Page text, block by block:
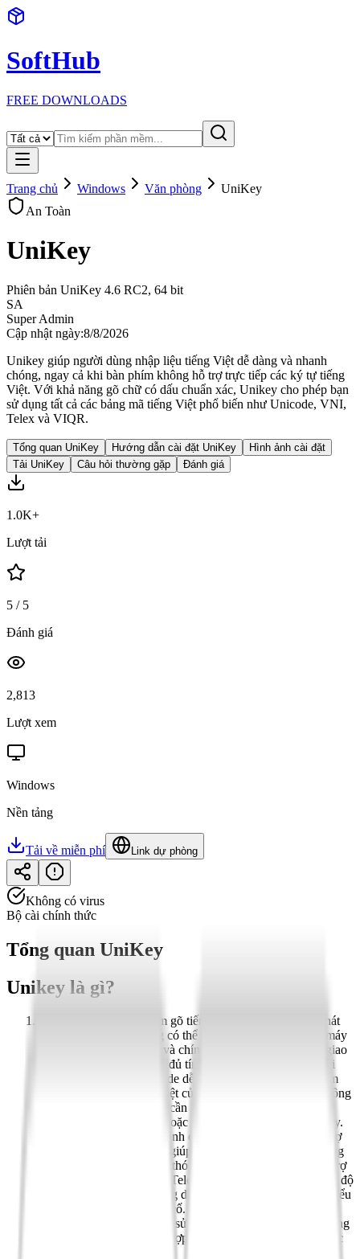
SoftHub
FREE DOWNLOADS
Trang chủ Windows Văn phòng
UniKey
An Toàn
UniKey
Phiên bản UniKey 4.6 RC2, 64 bit
SA
Super Admin
Cập nhật ngày:8/8/2026
Unikey giúp người dùng nhập liệu tiếng Việt dễ dàng và nhanh
chóng, ngay cả khi bàn phím không hỗ trợ trực tiếp các ký tự tiếng
Việt. Với khả năng gõ chữ có dấu chuẩn xác, Unikey cho phép bạn
sử dụng tất cả các bảng mã tiếng Việt phổ biến như Unicode, VNI,
Telex và VIQR.
Tổng quan UniKey Hướng dẫn cài đặt UniKey
Hình ảnh cài đặt
Tải UniKey
Câu hỏi thường gặp Đánh giá
1.0K+
Lượt tải
5 / 5
Đánh giá
2,813
Lượt xem
Windows
Nền tảng
Tải về miễn phí Link dự phòng
Không có virus
Bộ cài chính thức
Tổng quan UniKey
Unikey là gì?
Unikey là một phần mềm gõ tiếng Việt miễn phí, được phát
triển để giúp người dùng có thể nhập liệu tiếng Việt trên máy
tính một cách thuận tiện và chính xác. Được thiết kế với giao
diện đơn giản nhưng đầy đủ tính năng, Unikey giúp người
dùng gõ tiếng Việt Unicode dễ dàng, ngay cả khi bàn phím
không có các ký tự đặc biệt của tiếng Việt. Đây chính là công
cụ cần thiết cho những ai cần soạn thảo văn bản tiếng Việt
trong công việc, học tập hoặc trong các giao tiếp hàng ngày.
Một trong những điểm mạnh của Unikey là khả năng hỗ trợ
nhiều kiểu gõ khác nhau, giúp người dùng lựa chọn phương
pháp gõ phù hợp nhất với thói quen của mình. Unikey hỗ trợ
các kiểu gõ phổ biến như Telex, VNI, VIQR, và nhiều chế độ
khác, cho phép người dùng dễ dàng chuyển đổi giữa các kiểu
gõ mà không gặp phải sự cố. Ví dụ, kiểu gõ Telex thường
được ưa chuộng vì tính dễ sử dụng và tốc độ gõ nhanh, trong
khi kiểu gõ VNI lại thích hợp cho những người sử dụng các